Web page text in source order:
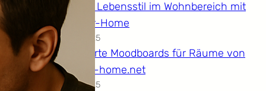
Grüner Lebensstil im Wohnbereich mit
Hooper-Home
14.12.2025
Kuratierte Moodboards für Räume von
hooper-home.net
14.12.2025